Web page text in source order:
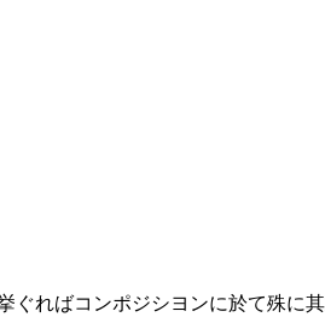
ればコンポジシヨンに於て殊に